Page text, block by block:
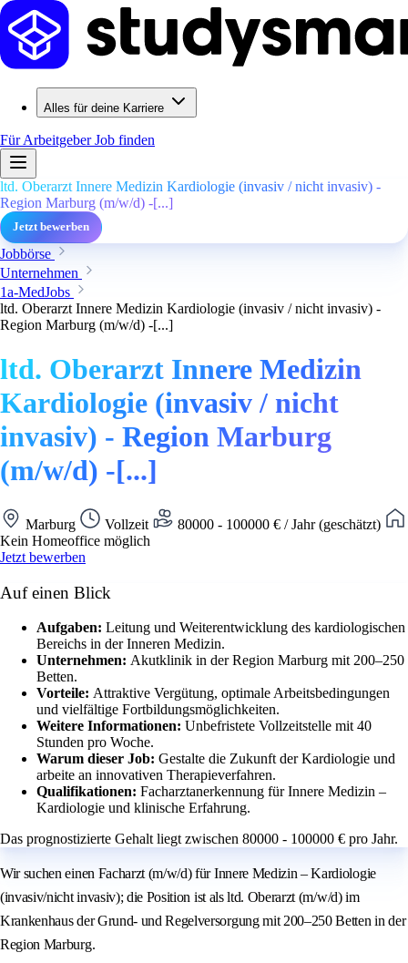
Alles für deine Karriere
Für ArbeitgeberJob finden
ltd. Oberarzt Innere Medizin Kardiologie (invasiv / nicht invasiv) -
Region Marburg (m/w/d) -[...]
Jetzt bewerben
Jobbörse
Unternehmen
1a-MedJobs
ltd. Oberarzt Innere Medizin Kardiologie (invasiv / nicht invasiv) -
Region Marburg (m/w/d) -[...]
ltd. Oberarzt Innere Medizin
Kardiologie (invasiv / nicht
invasiv) - Region Marburg
(m/w/d) -[...]
Marburg Vollzeit
80000 - 100000 € / Jahr (geschätzt)
Kein Homeoffice möglich
Jetzt bewerben
Auf einen Blick
Aufgaben: Leitung und Weiterentwicklung des kardiologischen
Bereichs in der Inneren Medizin.
Unternehmen: Akutklinik in der Region Marburg mit 200–250
Betten.
Vorteile: Attraktive Vergütung, optimale Arbeitsbedingungen
und vielfältige Fortbildungsmöglichkeiten.
Weitere Informationen: Unbefristete Vollzeitstelle mit 40
Stunden pro Woche.
Warum dieser Job: Gestalte die Zukunft der Kardiologie und
arbeite an innovativen Therapieverfahren.
Qualifikationen: Facharztanerkennung für Innere Medizin –
Kardiologie und klinische Erfahrung.
Das prognostizierte Gehalt liegt zwischen 80000 - 100000 € pro Jahr.
Wir suchen einen Facharzt (m/w/d) für Innere Medizin – Kardiologie
(invasiv/nicht invasiv); die Position ist als ltd. Oberarzt (m/w/d) im
Krankenhaus der Grund- und Regelversorgung mit 200–250 Betten in der
Region Marburg.